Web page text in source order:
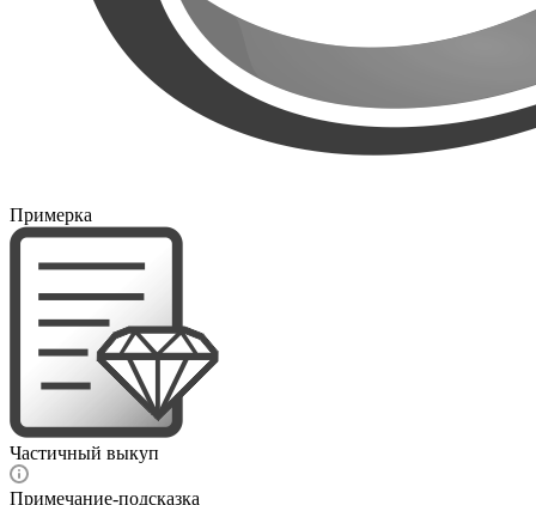
Примерка
Частичный выкуп
Примечание-подсказка